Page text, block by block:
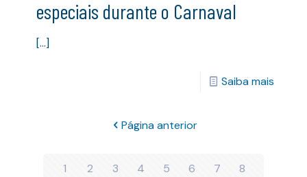
especiais durante o Carnaval
[…]
Saiba mais
Página anterior
1 2 3 4 5 6 7
8